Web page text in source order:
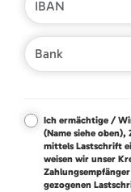
Versand
Ich ermächtige /
(Name siehe
mittels Lastschrift
weisen wir unser
gezogenen